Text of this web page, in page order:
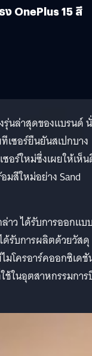
OnePlus 15 สี
รุ่นล่าสุดของแบรนด์
เซอร์ยืนยันสเปกบาง
อร์ใหม่ซึ่งเผยให้เห็
มสีใหม่อย่าง Sand
ล่าว ได้รับการออกแบ
รับการผลิตด้วยวัสดุ
มโครอาร์คออกซิเดชั
ช้ในอุตสาหกรรมกา